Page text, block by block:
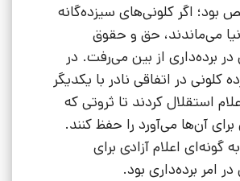
اگر کلونی‌های سیزده‌گانه
می‌ماندند، حق و حقوق
برده‌داری از بین می‌رفت. در
کلونی در اتفاقی نادر با یکدیگر
استقلال کردند تا ثروتی که
آن‌ها می‌آورد را حفظ کنند.
گونه‌ای اعلام آزادی برای
امر برده‌داری بود.